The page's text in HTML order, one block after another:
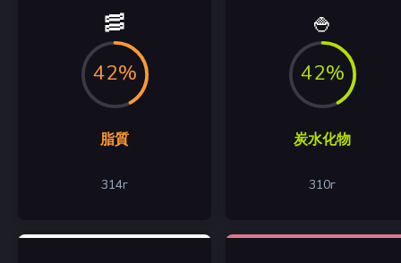
🥓
42%
脂質
314г
🍚
42%
炭水化物
310г